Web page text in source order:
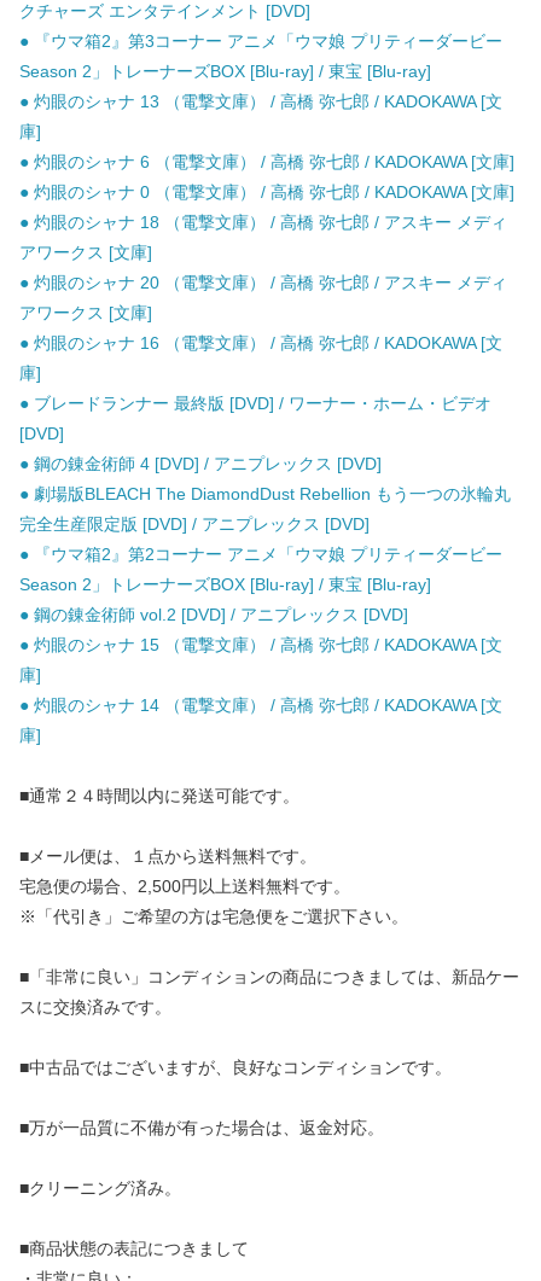
クチャーズ エンタテインメント [DVD]
● 『ウマ箱2』第3コーナー アニメ「ウマ娘 プリティーダービー
Season 2」トレーナーズBOX [Blu-ray] / 東宝 [Blu-ray]
● 灼眼のシャナ 13 （電撃文庫） / 高橋 弥七郎 / KADOKAWA [文
庫]
● 灼眼のシャナ 6 （電撃文庫） / 高橋 弥七郎 / KADOKAWA [文庫]
● 灼眼のシャナ 0 （電撃文庫） / 高橋 弥七郎 / KADOKAWA [文庫]
● 灼眼のシャナ 18 （電撃文庫） / 高橋 弥七郎 / アスキー メディ
アワークス [文庫]
● 灼眼のシャナ 20 （電撃文庫） / 高橋 弥七郎 / アスキー メディ
アワークス [文庫]
● 灼眼のシャナ 16 （電撃文庫） / 高橋 弥七郎 / KADOKAWA [文
庫]
● ブレードランナー 最終版 [DVD] / ワーナー・ホーム・ビデオ
[DVD]
● 鋼の錬金術師 4 [DVD] / アニプレックス [DVD]
● 劇場版BLEACH The DiamondDust Rebellion もう一つの氷輪丸
完全生産限定版 [DVD] / アニプレックス [DVD]
● 『ウマ箱2』第2コーナー アニメ「ウマ娘 プリティーダービー
Season 2」トレーナーズBOX [Blu-ray] / 東宝 [Blu-ray]
● 鋼の錬金術師 vol.2 [DVD] / アニプレックス [DVD]
● 灼眼のシャナ 15 （電撃文庫） / 高橋 弥七郎 / KADOKAWA [文
庫]
● 灼眼のシャナ 14 （電撃文庫） / 高橋 弥七郎 / KADOKAWA [文
庫]
■通常２４時間以内に発送可能です。
■メール便は、１点から送料無料です。
宅急便の場合、2,500円以上送料無料です。
※「代引き」ご希望の方は宅急便をご選択下さい。
■「非常に良い」コンディションの商品につきましては、新品ケー
スに交換済みです。
■中古品ではございますが、良好なコンディションです。
■万が一品質に不備が有った場合は、返金対応。
■クリーニング済み。
■商品状態の表記につきまして